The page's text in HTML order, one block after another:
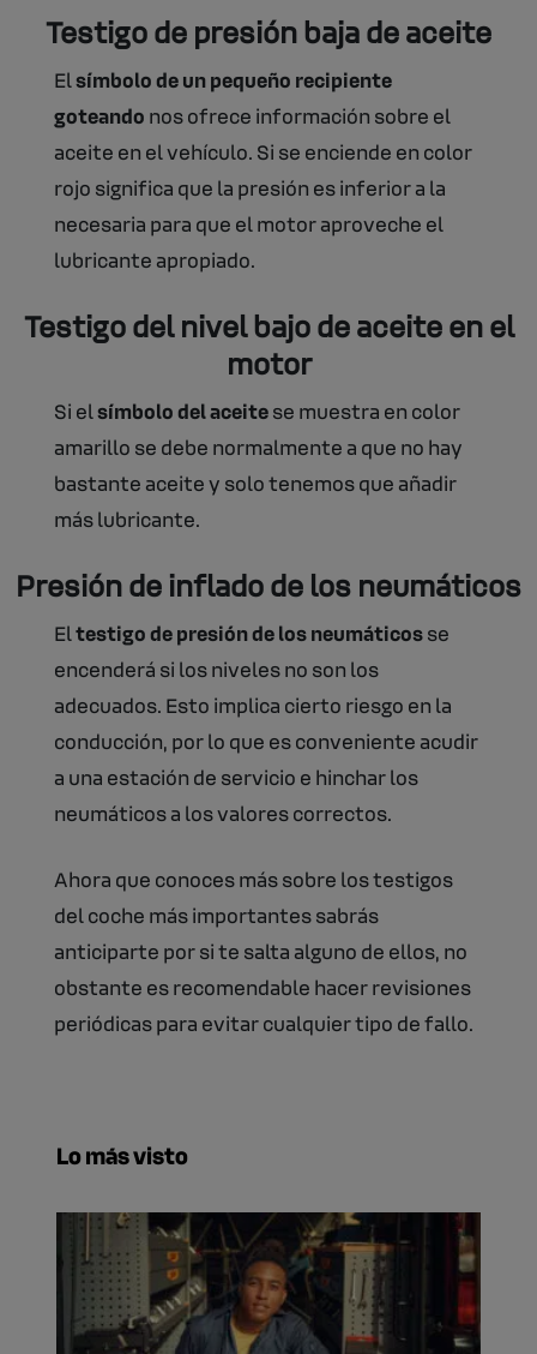
Testigo de presión baja de aceite
Elsímbolo de un pequeño recipiente
goteando nos ofrece información sobre el
aceite en el vehículo. Si se enciende en color
rojo significa que la presión es inferior a la
necesaria para que el motor aproveche el
lubricante apropiado.
Testigo del nivel bajo de aceite en el
motor
Si elsímbolo del aceitese muestra en color
amarillo se debe normalmente a que no hay
bastante aceite y solo tenemos que añadir
más lubricante.
Presión de inflado de los neumáticos
Eltestigo de presión de los neumáticosse
encenderá si los niveles no son los
adecuados. Esto implica cierto riesgo en la
conducción, por lo que es conveniente acudir
a una estación de servicio e hinchar los
neumáticos a los valores correctos.
Ahora que conoces más sobre los testigos
del coche más importantes sabrás
anticiparte por si te salta alguno de ellos, no
obstante es recomendable hacer revisiones
periódicas para evitar cualquier tipo de fallo.
Lo más visto